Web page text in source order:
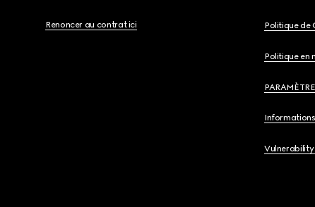
Renoncer au contrat ici Politique de
Politique en